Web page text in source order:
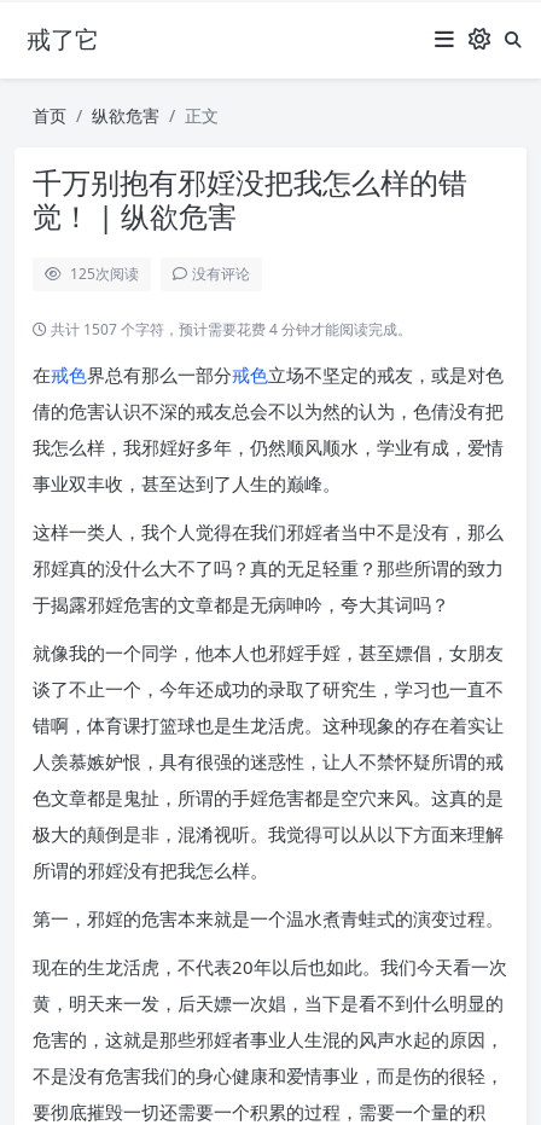
戒了它
首页 纵欲危害 正文
千万别抱有邪婬没把我怎么样的错
觉！ | 纵欲危害
125次阅读 没有评论
共计 1507 个字符，预计需要花费 4 分钟才能阅读完成。
在戒色界总有那么一部分戒色立场不坚定的戒友，或是对色
倩的危害认识不深的戒友总会不以为然的认为，色倩没有把
我怎么样，我邪婬好多年，仍然顺风顺水，学业有成，爱情
事业双丰收，甚至达到了人生的巅峰。
这样一类人，我个人觉得在我们邪婬者当中不是没有，那么
邪婬真的没什么大不了吗？真的无足轻重？那些所谓的致力
于揭露邪婬危害的文章都是无病呻吟，夸大其词吗？
就像我的一个同学，他本人也邪婬手婬，甚至嫖倡，女朋友
谈了不止一个，今年还成功的录取了研究生，学习也一直不
错啊，体育课打篮球也是生龙活虎。这种现象的存在着实让
人羡慕嫉妒恨，具有很强的迷惑性，让人不禁怀疑所谓的戒
色文章都是鬼扯，所谓的手婬危害都是空穴来风。这真的是
极大的颠倒是非，混淆视听。我觉得可以从以下方面来理解
所谓的邪婬没有把我怎么样。
第一，邪婬的危害本来就是一个温水煮青蛙式的演变过程。
现在的生龙活虎，不代表20年以后也如此。我们今天看一次
黄，明天来一发，后天嫖一次娼，当下是看不到什么明显的
危害的，这就是那些邪婬者事业人生混的风声水起的原因，
不是没有危害我们的身心健康和爱情事业，而是伤的很轻，
要彻底摧毁一切还需要一个积累的过程，需要一个量的积